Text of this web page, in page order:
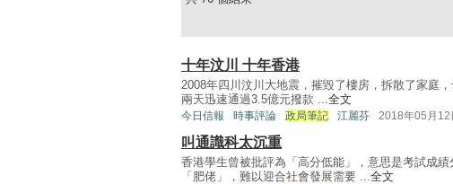
十年汶川 十年香港
2008年四川汶川大地震，摧毀了樓房，拆散了家庭
兩天迅速通過3.5億元撥款 ...全文
今日信報 時事評論 政局筆記 江麗芬 2018年05月12
叫通識科太沉重
香港學生曾被批評為「高分低能」，意思是考試成
「肥佬」，難以迎合社會發展需要 ...全文